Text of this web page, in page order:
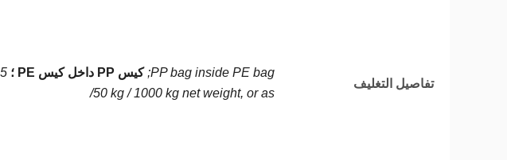
تفاصيل التغليف
PP bag inside PE bag; كيس PP داخل كيس PE ؛
/50 kg / 1000 kg net weight, or as